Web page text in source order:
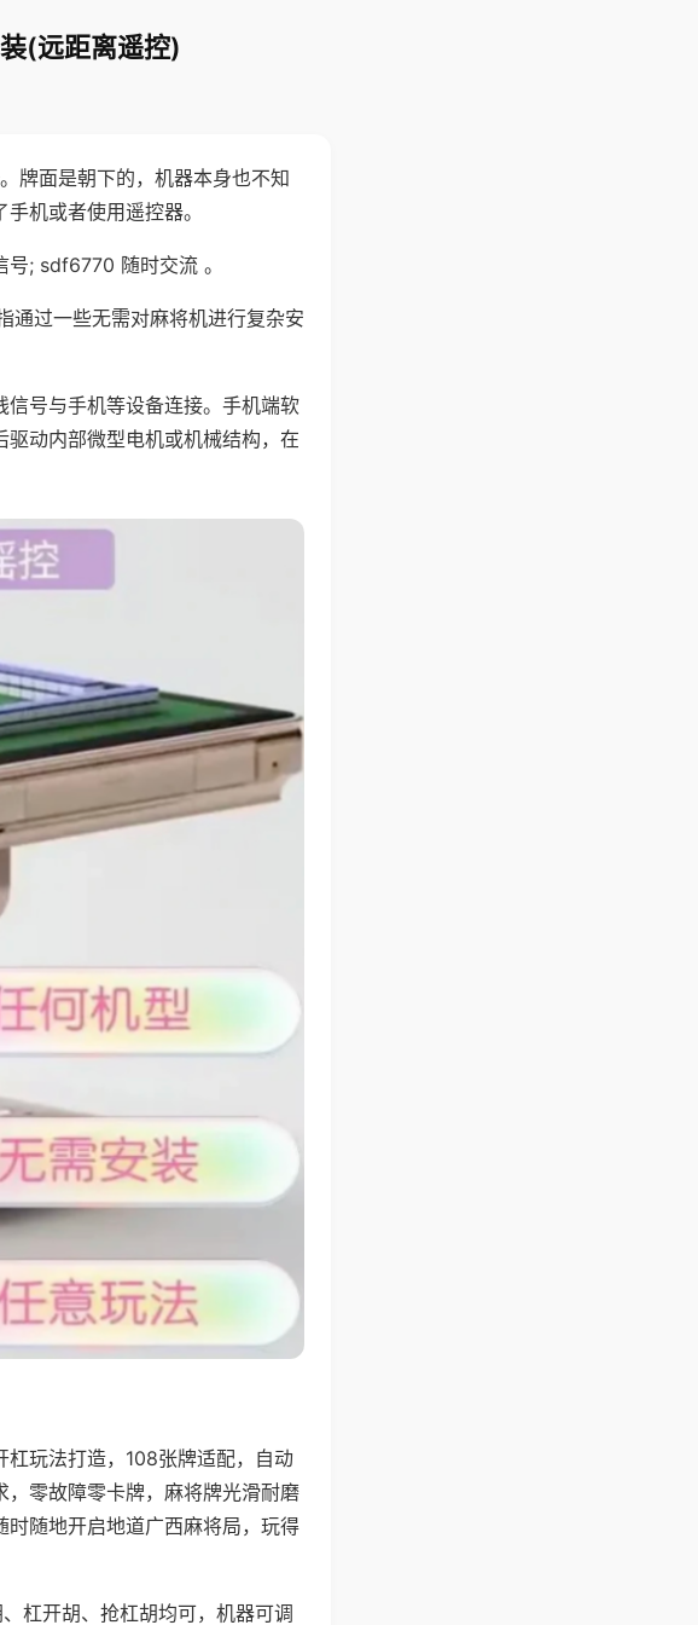
(远距离遥控)
牌面是朝下的，机器本身也不知
机或者使用遥控器。
; sdf6770 随时交流 。
通过一些无需对麻将机进行复杂安
号与手机等设备连接。手机端软
动内部微型电机或机械结构，在
杠玩法打造，108张牌适配，自动
零故障零卡牌，麻将牌光滑耐磨
随地开启地道广西麻将局，玩得
杠开胡、抢杠胡均可，机器可调